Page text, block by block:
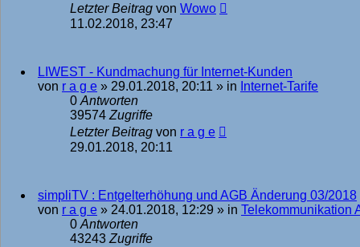
Letzter Beitrag von Wowo
11.02.2018, 23:47
LIWEST - Kundmachung für Internet-Kunden
von r a g e » 29.01.2018, 20:11 » in Internet-Tarife
0Antworten
39574Zugriffe
Letzter Beitrag von r a g e
29.01.2018, 20:11
simpliTV : Entgelterhöhung und AGB Änderung 03/2018
von r a g e » 24.01.2018, 12:29 » in Telekommunikation
0Antworten
43243Zugriffe